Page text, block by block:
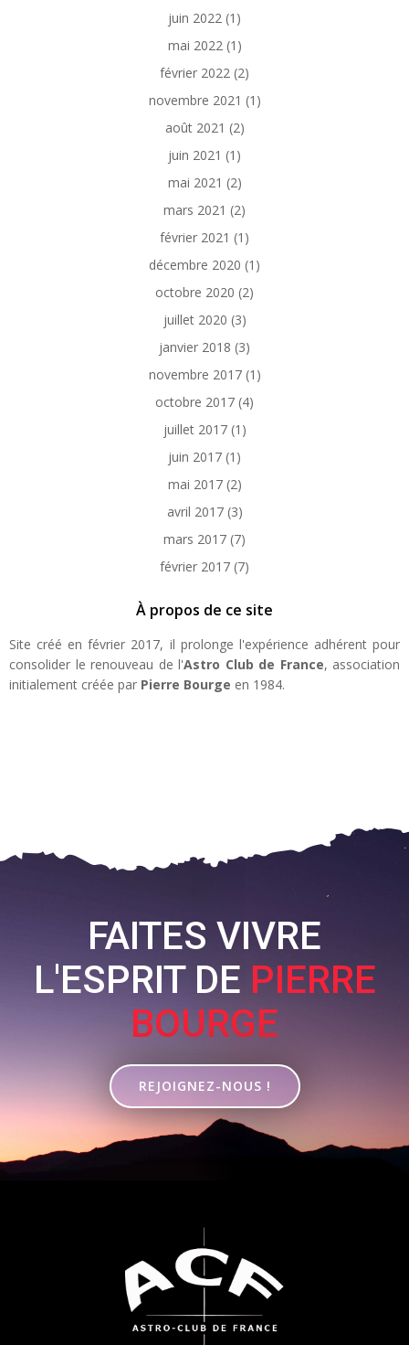
juin 2022 (1)
mai 2022(1)
février 2022 (2)
novembre 2021 (1)
août 2021 (2)
juin 2021 (1)
mai 2021 (2)
mars 2021 (2)
février 2021 (1)
décembre 2020 (1)
octobre 2020 (2)
juillet 2020 (3)
janvier 2018 (3)
novembre 2017(1)
octobre 2017 (4)
juillet 2017(1)
juin 2017 (1)
mai 2017(2)
avril 2017(3)
mars 2017 (7)
février 2017 (7)
À propos de ce site
Site créé en février 2017, il prolonge l'expérience adhérent pour
consolider le renouveau de l'Astro Club de France, association
initialement créée par Pierre Bourge en 1984.
FAITES VIVRE
L'ESPRIT DE PIERRE
BOURGE
REJOIGNEZ-NOUS !